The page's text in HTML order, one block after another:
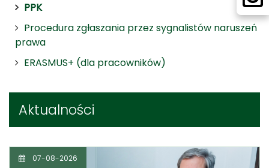
PPK
Procedura zgłaszania przez sygnalistów naruszeń
prawa
ERASMUS+ (dla pracowników)
Aktualności
07-08-2026